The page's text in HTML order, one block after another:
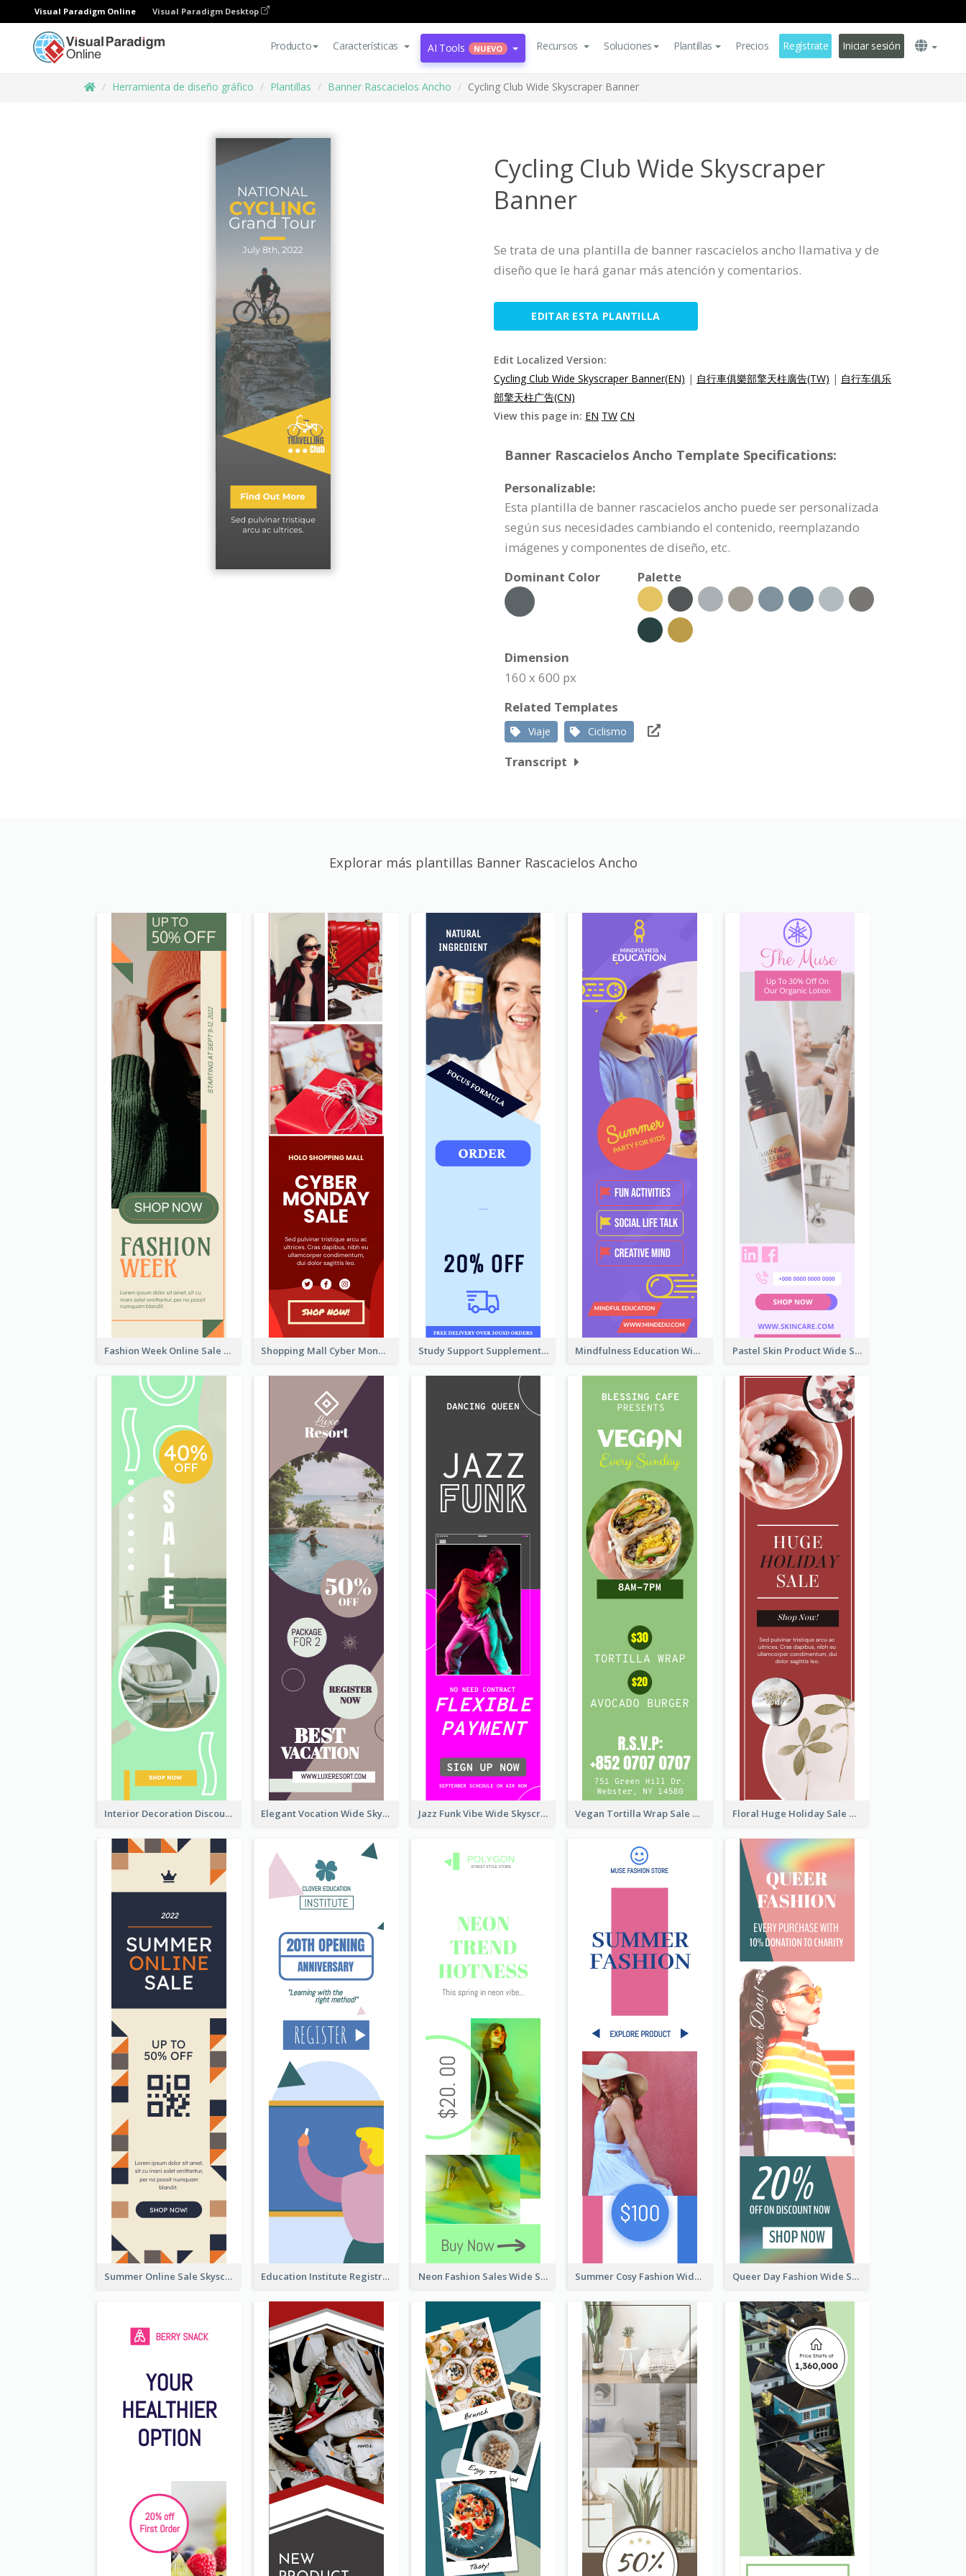
Visual Paradigm Online Visual Paradigm Desktop
Producto Características AI Tools NUEVO Recursos Soluciones Plantillas Precios Regístrate Iniciar sesión
Herramienta de diseño gráfico Plantillas Banner Rascacielos Ancho Cycling Club Wide Skyscraper Banner
Cycling Club Wide Skyscraper
Banner
Se trata de una plantilla de banner rascacielos ancho llamativa y de
diseño que le hará ganar más atención y comentarios.
EDITAR ESTA PLANTILLA
Edit Localized Version:
Cycling Club Wide Skyscraper Banner(EN) | 自行車俱樂部擎天柱廣告(TW) | 自行车俱乐
部擎天柱广告(CN)
View this page in: EN TW CN
Banner Rascacielos Ancho Template Specifications:
Personalizable:
Esta plantilla de banner rascacielos ancho puede ser personalizada
según sus necesidades cambiando el contenido, reemplazando
imágenes y componentes de diseño, etc.
Dominant Color
Palette
Dimension
160 x 600 px
Related Templates
Viaje Ciclismo
Transcript
Explorar más plantillas Banner Rascacielos Ancho
Fashion Week Online Sale Skyscraper Banner Shopping Mall Cyber Monday Sale Wide Skyscraper Banner Study Support Supplement Wide Skyscraper Banner Design Mindfulness Education Wide Skyscraper Banner Pastel Skin Product Wide Skyscraper Banner Design
Interior Decoration Discount Wide Skyscraper Banner Elegant Vocation Wide Skyscraper Banner Design Jazz Funk Vibe Wide Skyscraper Banner Vegan Tortilla Wrap Sale Wide Skyscraper Banner Floral Huge Holiday Sale Wide Skyscraper Banner
Summer Online Sale Skyscraper Banner Education Institute Registration Wide Skyscraper Banner Neon Fashion Sales Wide Skyscraper Banner Summer Cosy Fashion Wide Skyscraper Banner Queer Day Fashion Wide Skyscraper Banner